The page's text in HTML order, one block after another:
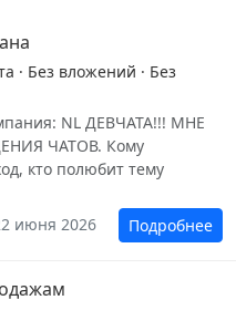
· Без вложений · Без
NL ДЕВЧАТА!!! МНЕ
ЧАТОВ. Кому
кто полюбит тему
июня 2026
Подробнее